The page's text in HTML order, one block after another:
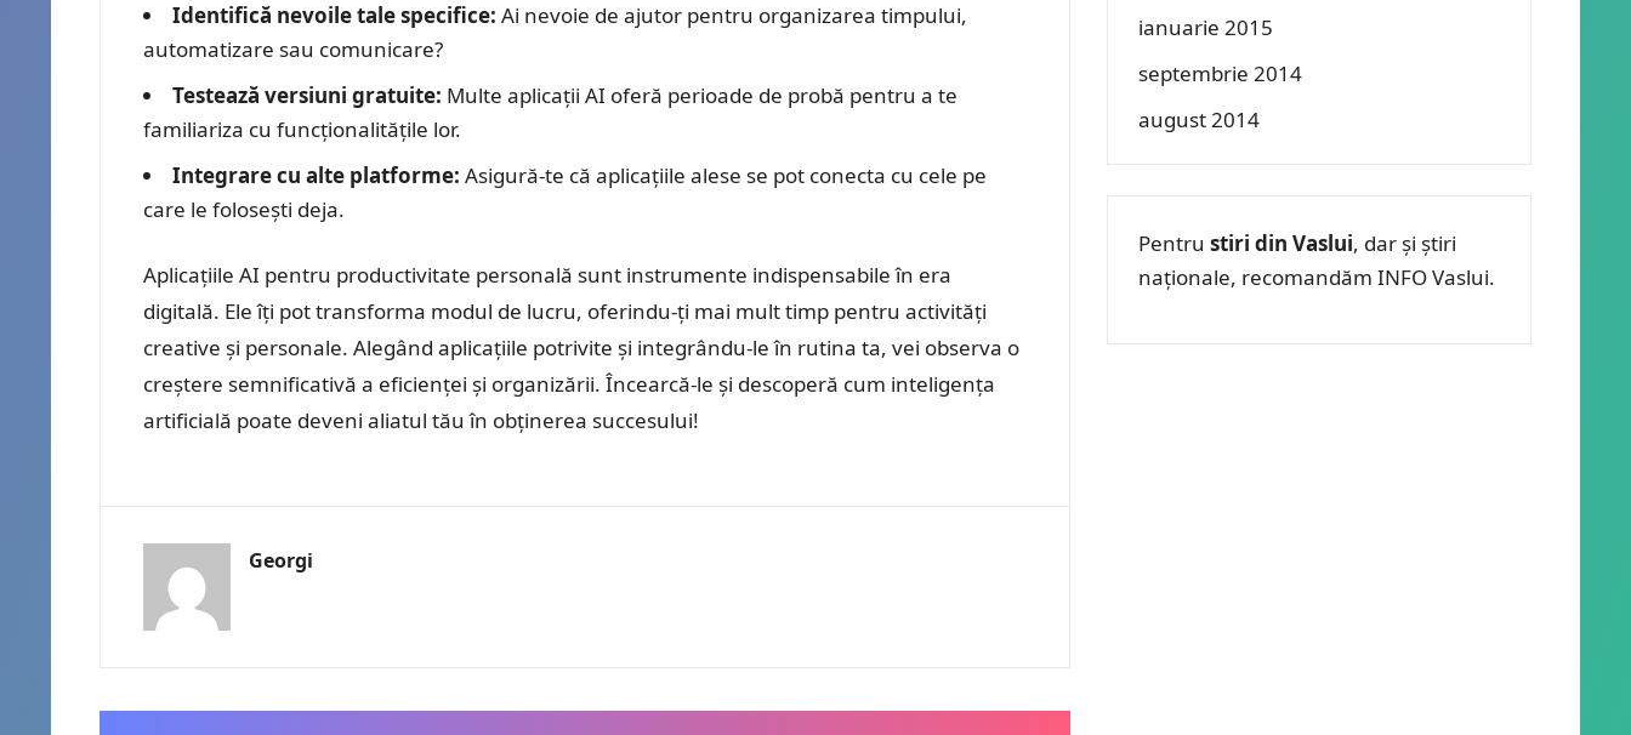
Identifică nevoile tale specifice: Ai nevoie de ajutor pentru organizarea timpului,
automatizare sau comunicare?
Testează versiuni gratuite: Multe aplicații AI oferă perioade de probă pentru a te
familiariza cu funcționalitățile lor.
Integrare cu alte platforme: Asigură-te că aplicațiile alese se pot conecta cu cele pe
care le folosești deja.
Aplicațiile AI pentru productivitate personală sunt instrumente indispensabile în era
digitală. Ele îți pot transforma modul de lucru, oferindu-ți mai mult timp pentru activități
creative și personale. Alegând aplicațiile potrivite și integrându-le în rutina ta, vei observa o
creștere semnificativă a eficienței și organizării. Încearcă-le și descoperă cum inteligența
artificială poate deveni aliatul tău în obținerea succesului!
Georgi
ianuarie 2015
septembrie 2014
august 2014
Pentru stiri din Vaslui, dar și știri
naționale, recomandăm INFO Vaslui.